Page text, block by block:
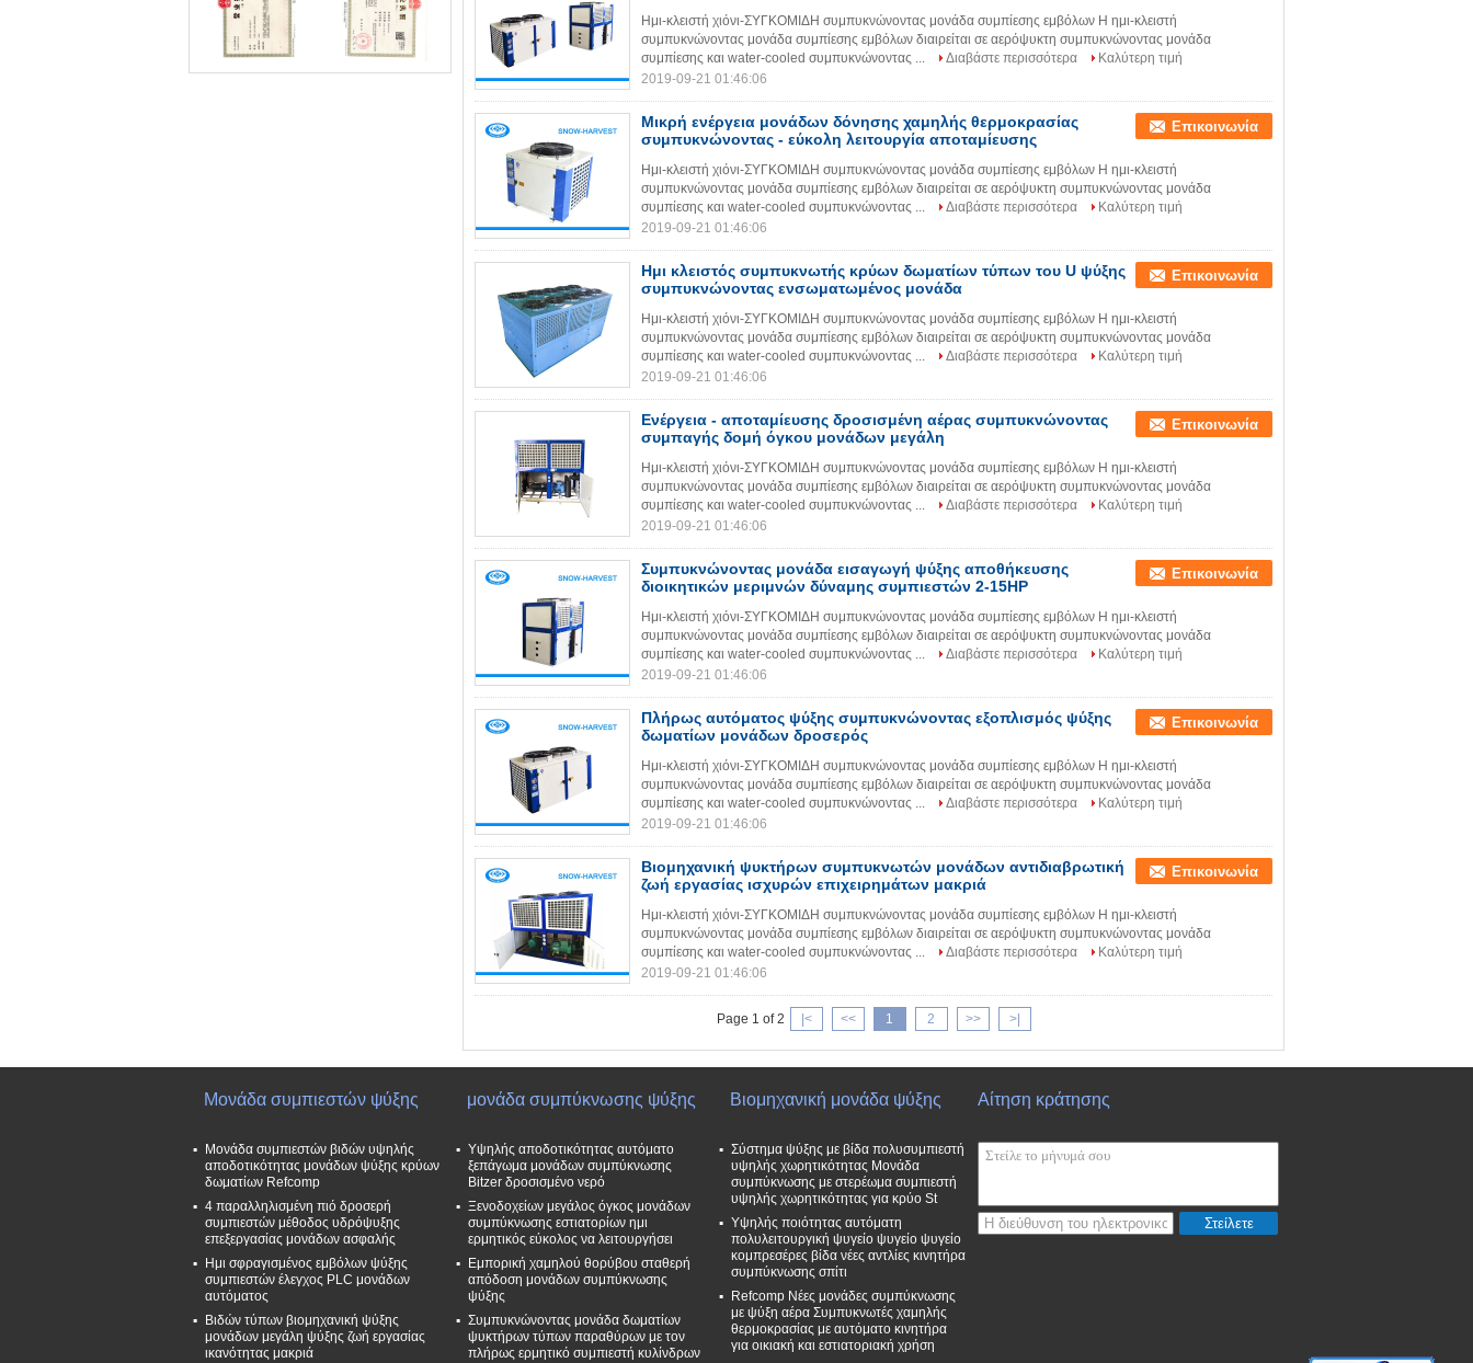
Ημι-κλειστή χιόνι-ΣΥΓΚΟΜΙΔΗ συμπυκνώνοντας μονάδα συμπίεσης εμβόλων Η ημι-κλειστή
συμπυκνώνοντας μονάδα συμπίεσης εμβόλων διαιρείται σε αερόψυκτη συμπυκνώνοντας μονάδα
συμπίεσης και water-cooled συμπυκνώνοντας ...
Διαβάστε περισσότερα
Καλύτερη τιμή
2019-09-21 01:46:06
Μικρή ενέργεια μονάδων δόνησης χαμηλής θερμοκρασίας
συμπυκνώνοντας - εύκολη λειτουργία αποταμίευσης
Επικοινωνία
Ημι-κλειστή χιόνι-ΣΥΓΚΟΜΙΔΗ συμπυκνώνοντας μονάδα συμπίεσης εμβόλων Η ημι-κλειστή
συμπυκνώνοντας μονάδα συμπίεσης εμβόλων διαιρείται σε αερόψυκτη συμπυκνώνοντας μονάδα
συμπίεσης και water-cooled συμπυκνώνοντας ...
Διαβάστε περισσότερα
Καλύτερη τιμή
2019-09-21 01:46:06
Ημι κλειστός συμπυκνωτής κρύων δωματίων τύπων του U ψύξης
συμπυκνώνοντας ενσωματωμένος μονάδα
Επικοινωνία
Ημι-κλειστή χιόνι-ΣΥΓΚΟΜΙΔΗ συμπυκνώνοντας μονάδα συμπίεσης εμβόλων Η ημι-κλειστή
συμπυκνώνοντας μονάδα συμπίεσης εμβόλων διαιρείται σε αερόψυκτη συμπυκνώνοντας μονάδα
συμπίεσης και water-cooled συμπυκνώνοντας ...
Διαβάστε περισσότερα
Καλύτερη τιμή
2019-09-21 01:46:06
Ενέργεια - αποταμίευσης δροσισμένη αέρας συμπυκνώνοντας
συμπαγής δομή όγκου μονάδων μεγάλη
Επικοινωνία
Ημι-κλειστή χιόνι-ΣΥΓΚΟΜΙΔΗ συμπυκνώνοντας μονάδα συμπίεσης εμβόλων Η ημι-κλειστή
συμπυκνώνοντας μονάδα συμπίεσης εμβόλων διαιρείται σε αερόψυκτη συμπυκνώνοντας μονάδα
συμπίεσης και water-cooled συμπυκνώνοντας ...
Διαβάστε περισσότερα
Καλύτερη τιμή
2019-09-21 01:46:06
Συμπυκνώνοντας μονάδα εισαγωγή ψύξης αποθήκευσης
διοικητικών μεριμνών δύναμης συμπιεστών 2-15HP
Επικοινωνία
Ημι-κλειστή χιόνι-ΣΥΓΚΟΜΙΔΗ συμπυκνώνοντας μονάδα συμπίεσης εμβόλων Η ημι-κλειστή
συμπυκνώνοντας μονάδα συμπίεσης εμβόλων διαιρείται σε αερόψυκτη συμπυκνώνοντας μονάδα
συμπίεσης και water-cooled συμπυκνώνοντας ...
Διαβάστε περισσότερα
Καλύτερη τιμή
2019-09-21 01:46:06
Πλήρως αυτόματος ψύξης συμπυκνώνοντας εξοπλισμός ψύξης
δωματίων μονάδων δροσερός
Επικοινωνία
Ημι-κλειστή χιόνι-ΣΥΓΚΟΜΙΔΗ συμπυκνώνοντας μονάδα συμπίεσης εμβόλων Η ημι-κλειστή
συμπυκνώνοντας μονάδα συμπίεσης εμβόλων διαιρείται σε αερόψυκτη συμπυκνώνοντας μονάδα
συμπίεσης και water-cooled συμπυκνώνοντας ...
Διαβάστε περισσότερα
Καλύτερη τιμή
2019-09-21 01:46:06
Βιομηχανική ψυκτήρων συμπυκνωτών μονάδων αντιδιαβρωτική
ζωή εργασίας ισχυρών επιχειρημάτων μακριά
Επικοινωνία
Ημι-κλειστή χιόνι-ΣΥΓΚΟΜΙΔΗ συμπυκνώνοντας μονάδα συμπίεσης εμβόλων Η ημι-κλειστή
συμπυκνώνοντας μονάδα συμπίεσης εμβόλων διαιρείται σε αερόψυκτη συμπυκνώνοντας μονάδα
συμπίεσης και water-cooled συμπυκνώνοντας ...
Διαβάστε περισσότερα
Καλύτερη τιμή
2019-09-21 01:46:06
Page 1 of 2 |< << 1 2 >> >|
Μονάδα συμπιεστών ψύξης
Μονάδα συμπιεστών βιδών υψηλής
αποδοτικότητας μονάδων ψύξης κρύων
δωματίων Refcomp
4 παραλληλισμένη πιό δροσερή
συμπιεστών μέθοδος υδρόψυξης
επεξεργασίας μονάδων ασφαλής
Ημι σφραγισμένος εμβόλων ψύξης
συμπιεστών έλεγχος PLC μονάδων
αυτόματος
Βιδών τύπων βιομηχανική ψύξης
μονάδων μεγάλη ψύξης ζωή εργασίας
ικανότητας μακριά
μονάδα συμπύκνωσης ψύξης
Υψηλής αποδοτικότητας αυτόματο
ξεπάγωμα μονάδων συμπύκνωσης
Bitzer δροσισμένο νερό
Ξενοδοχείων μεγάλος όγκος μονάδων
συμπύκνωσης εστιατορίων ημι
ερμητικός εύκολος να λειτουργήσει
Εμπορική χαμηλού θορύβου σταθερή
απόδοση μονάδων συμπύκνωσης
ψύξης
Συμπυκνώνοντας μονάδα δωματίων
ψυκτήρων τύπων παραθύρων με τον
πλήρως ερμητικό συμπιεστή κυλίνδρων
Βιομηχανική μονάδα ψύξης
Σύστημα ψύξης με βίδα πολυσυμπιεστή
υψηλής χωρητικότητας Μονάδα
συμπύκνωσης με στερέωμα συμπιεστή
υψηλής χωρητικότητας για κρύο St
Υψηλής ποιότητας αυτόματη
πολυλειτουργική ψυγείο ψυγείο ψυγείο
κομπρεσέρες βίδα νέες αντλίες κινητήρα
συμπύκνωσης σπίτι
Refcomp Νέες μονάδες συμπύκνωσης
με ψύξη αέρα Συμπυκνωτές χαμηλής
θερμοκρασίας με αυτόματο κινητήρα
για οικιακή και εστιατοριακή χρήση
Αίτηση κράτησης
Στείλετε